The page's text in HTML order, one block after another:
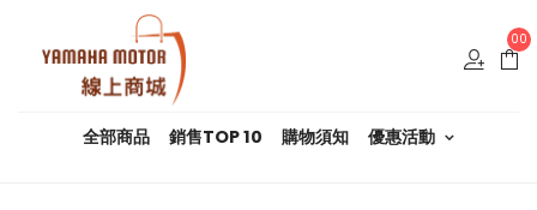
00
全部商品 銷售TOP 10 購物須知 優惠活動